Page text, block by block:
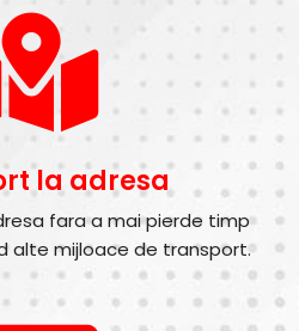
la adresa
fara a mai pierde timp
alte mijloace de transport.